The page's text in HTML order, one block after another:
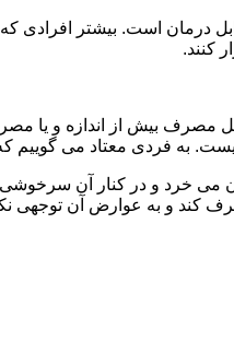
است. بیشتر افرادی که
کنند.
مصرف بیش از اندازه و یا
به فردی معتاد می گوییم
خرد و در کنار آن
و به عوارض آن توجهی